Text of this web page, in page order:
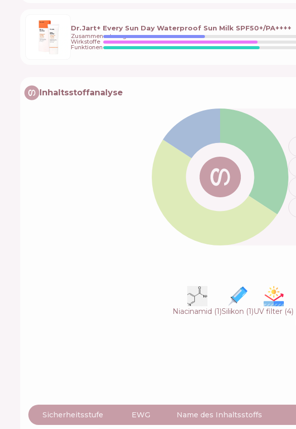
Dr.Jart+ Every Sun Day Waterproof Sun Milk SPF50+/PA++++
Zusammensetzung
Wirkstoffe
Funktionen
Inhaltsstoffanalyse
Niacinamid (1)Silikon (1)UV filter (4)
Sicherheitsstufe EWG Name des Inhaltsstoffs